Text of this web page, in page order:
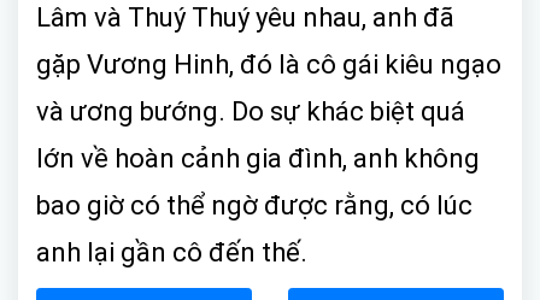
Lâm và Thuý Thuý yêu nhau, anh đã
gặp Vương Hinh, đó là cô gái kiêu ngạo
và ương bướng. Do sự khác biệt quá
lớn về hoàn cảnh gia đình, anh không
bao giờ có thể ngờ được rằng, có lúc
anh lại gần cô đến thế.